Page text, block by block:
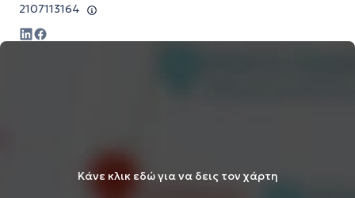
2107113164
Κάνε κλικ εδώ για να δεις τον χάρτη